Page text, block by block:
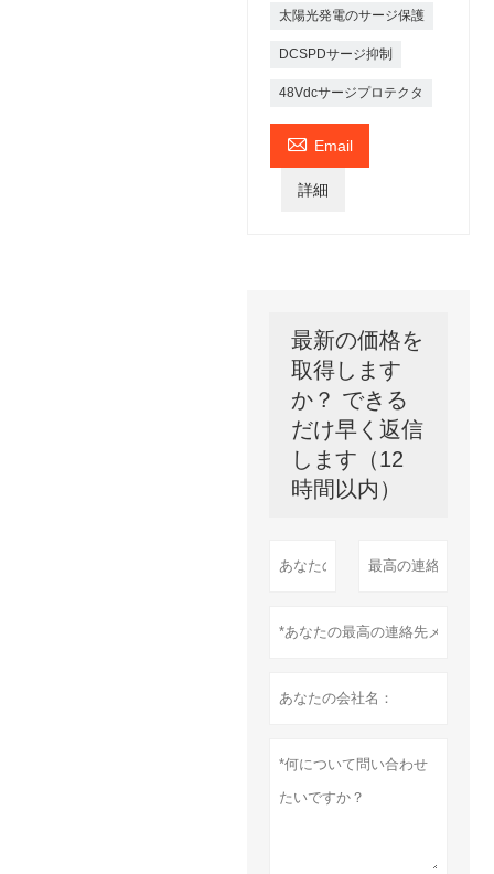
太陽光発電のサージ保護
DCSPDサージ抑制
48Vdcサージプロテクタ
 Email
詳細
最新の価格を
取得します
か？ できる
だけ早く返信
します（12
時間以内）